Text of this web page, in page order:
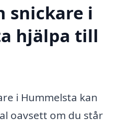
snickare i
hjälpa till
i Hummelsta kan
oavsett om du står